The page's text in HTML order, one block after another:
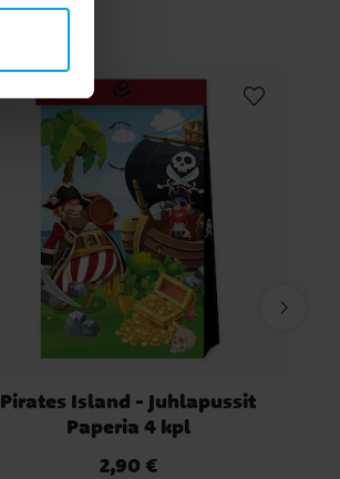
Pirates Island - Juhlapussit
Paperia 4 kpl
Hinta:2,90 €
2,90 €